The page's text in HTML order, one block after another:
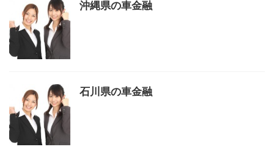
沖縄県の車金融
石川県の車金融